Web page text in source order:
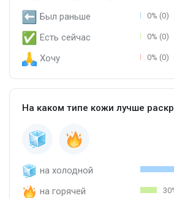
Был раньше 0% (0)
Есть сейчас 0% (0)
Хочу 0% (0)
На каком типе кожи лучше
на холодной
на горячей